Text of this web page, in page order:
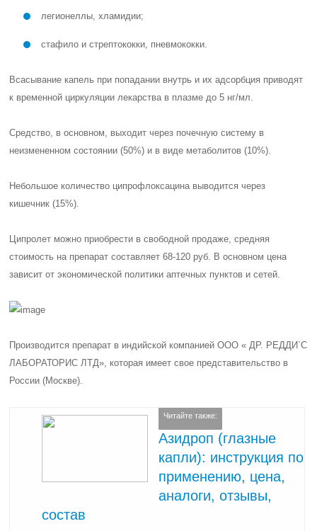
легионеллы, хламидии;
стафило и стрептококки, пневмококки.
Всасывание капель при попадании внутрь и их адсорбция приводят
к временной циркуляции лекарства в плазме до 5 нг/мл.
Средство, в основном, выходит через почечную систему в
неизмененном состоянии (50%) и в виде метаболитов (10%).
Небольшое количество ципрофлоксацина выводится через
кишечник (15%).
Ципролет можно приобрести в свободной продаже, средняя
стоимость на препарат составляет68-120 руб. В основном цена
зависит от экономической политики аптечных пунктов и сетей.
Производится препарат в индийской компанией ООО «ДР. РЕДДИ`С
ЛАБОРАТОРИС ЛТД», которая имеет свое представительство в
России (Москве).
Читайте также:
Азидроп (глазные
капли): инструкция по
применению, цена,
аналоги, отзывы,
состав